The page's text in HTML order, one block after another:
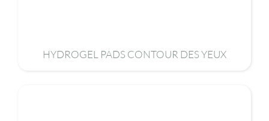
HYDROGEL PADS CONTOUR DES YEUX